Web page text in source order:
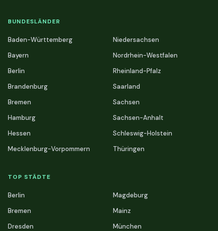
BUNDESLÄNDER
Baden-Württemberg
Bayern
Berlin
Brandenburg
Bremen
Hamburg
Hessen
Mecklenburg-Vorpommern
Niedersachsen
Nordrhein-Westfalen
Rheinland-Pfalz
Saarland
Sachsen
Sachsen-Anhalt
Schleswig-Holstein
Thüringen
TOP STÄDTE
Berlin
Bremen
Dresden
Magdeburg
Mainz
München